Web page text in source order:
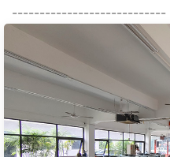
----------------------------